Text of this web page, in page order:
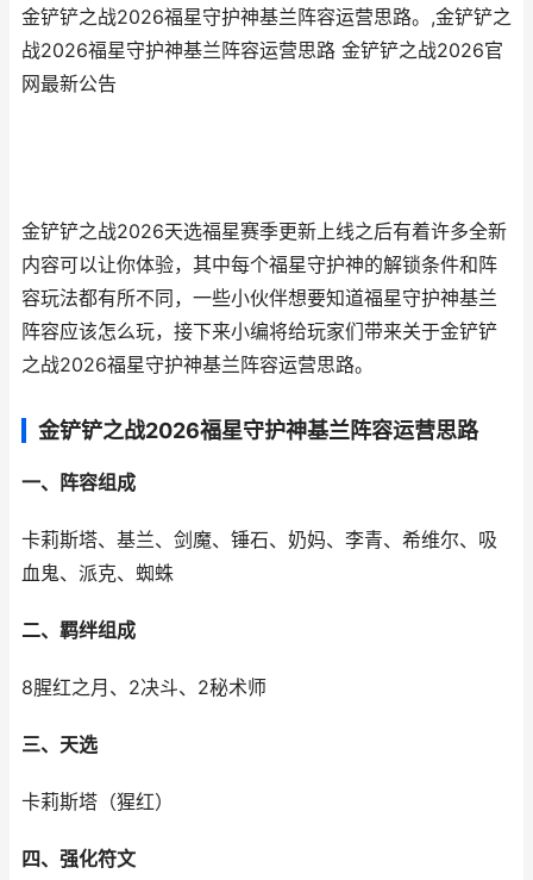
金铲铲之战2026福星守护神基兰阵容运营思路。,金铲铲之
战2026福星守护神基兰阵容运营思路 金铲铲之战2026官
网最新公告
金铲铲之战2026天选福星赛季更新上线之后有着许多全新
内容可以让你体验，其中每个福星守护神的解锁条件和阵
容玩法都有所不同，一些小伙伴想要知道福星守护神基兰
阵容应该怎么玩，接下来小编将给玩家们带来关于金铲铲
之战2026福星守护神基兰阵容运营思路。
金铲铲之战2026福星守护神基兰阵容运营思路
一、阵容组成
卡莉斯塔、基兰、剑魔、锤石、奶妈、李青、希维尔、吸
血鬼、派克、蜘蛛
二、羁绊组成
8腥红之月、2决斗、2秘术师
三、天选
卡莉斯塔（猩红）
四、强化符文